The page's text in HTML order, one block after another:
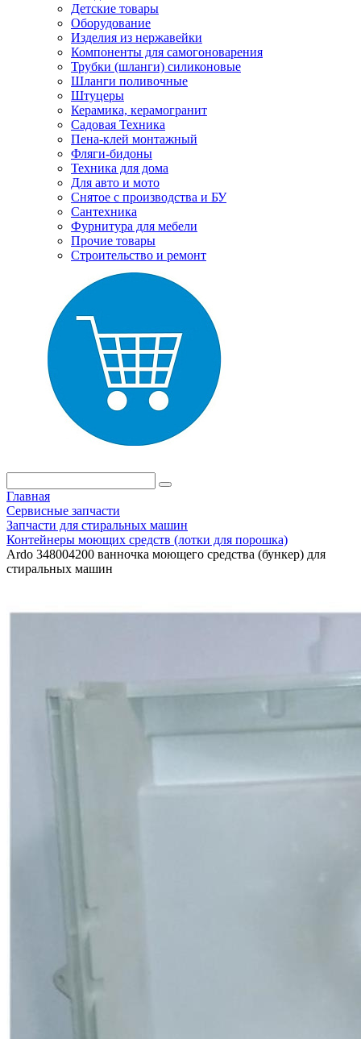
Детские товары
Оборудование
Изделия из нержавейки
Компоненты для самогоноварения
Трубки (шланги) силиконовые
Шланги поливочные
Штуцеры
Керамика, керамогранит
Садовая Техника
Пена-клей монтажный
Фляги-бидоны
Техника для дома
Для авто и мото
Снятое с производства и БУ
Сантехника
Фурнитура для мебели
Прочие товары
Строительство и ремонт
Главная
Сервисные запчасти
Запчасти для стиральных машин
Контейнеры моющих средств (лотки для порошка)
Ardo 348004200 ванночка моющего средства (бункер) для
стиральных машин